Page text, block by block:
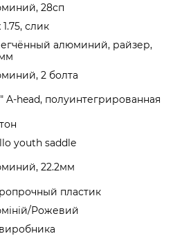
28сп
1.75, слик
алюминий, райзер,
2 болта
A-head, полуинтегрированная
youth saddle
22.2мм
пластик
Рожевий